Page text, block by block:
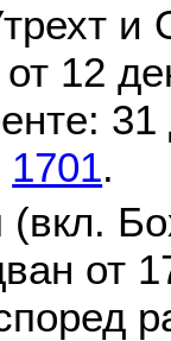
12
1701.
(вкл.
от